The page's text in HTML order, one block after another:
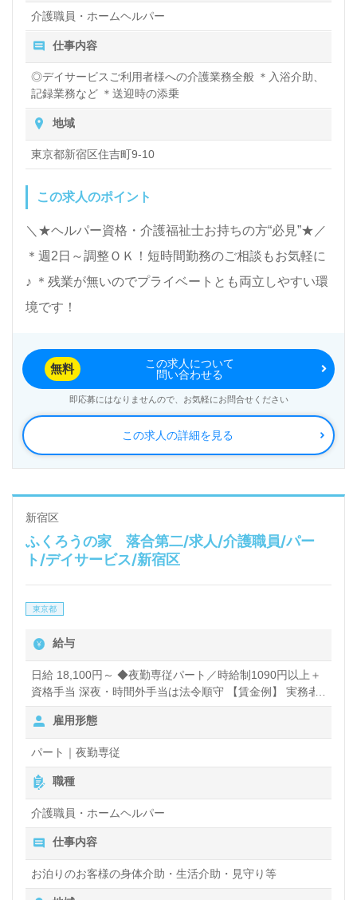
介護職員・ホームヘルパー
仕事内容
◎デイサービスご利用者様への介護業務全般 ＊入浴介助、
記録業務など ＊送迎時の添乗
地域
東京都新宿区住吉町9-10
この求人のポイント
＼★ヘルパー資格・介護福祉士お持ちの方“必見”★／
＊週2日～調整ＯＫ！短時間勤務のご相談もお気軽に
♪ ＊残業が無いのでプライベートとも両立しやすい環
境です！
この求人の詳細を見る
無料
この求人について
問い合わせる
即応募にはなりませんので、お気軽にお問合せください
新宿区
ふくろうの家 落合第二/求人/介護職員/パー
ト/デイサービス/新宿区
東京都
給与
日給 18,100円～ ◆夜勤専従パート／時給制1090円以上＋
資格手当 深夜・時間外手当は法令順守 【賃金例】 実務者
研修をお持ちの方が15ｈ勤務された場合 18,800円/１回
雇用形態
パート｜夜勤専従
職種
介護職員・ホームヘルパー
仕事内容
お泊りのお客様の身体介助・生活介助・見守り等